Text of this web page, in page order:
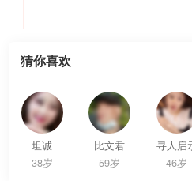
猜你喜欢
坦诚
38岁
比文君
59岁
寻人启
46岁